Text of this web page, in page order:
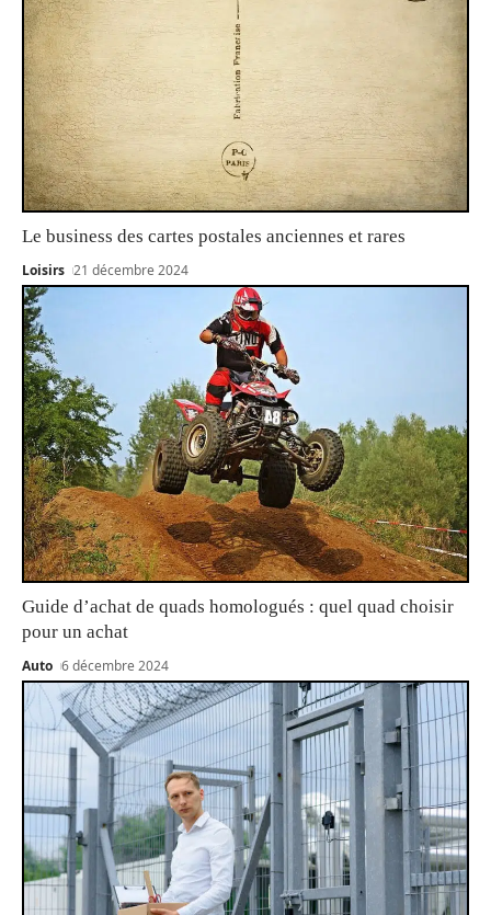
Le business des cartes postales anciennes et rares
Loisirs 21 décembre 2024
Guide d’achat de quads homologués : quel quad choisir
pour un achat
Auto 6 décembre 2024